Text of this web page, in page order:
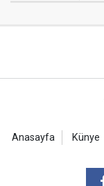
Anasayfa Künye